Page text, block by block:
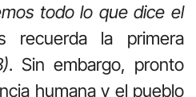
todo lo que dice el
recuerda la primera
. Sin embargo, pronto
humana y el pueblo